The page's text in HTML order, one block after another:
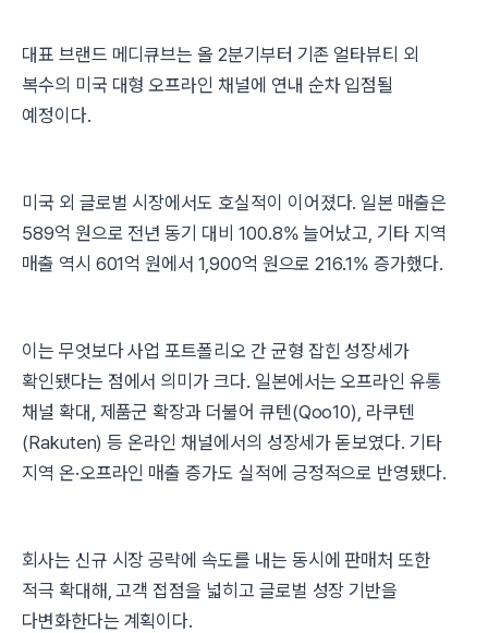
대표 브랜드 메디큐브는 올 2분기부터 기존 얼타뷰티 외
복수의 미국 대형 오프라인 채널에 연내 순차 입점될
예정이다.
미국 외 글로벌 시장에서도 호실적이 이어졌다. 일본 매출은
589억 원으로 전년 동기 대비 100.8% 늘어났고, 기타 지역
매출 역시 601억 원에서 1,900억 원으로 216.1% 증가했다.
이는 무엇보다 사업 포트폴리오 간 균형 잡힌 성장세가
확인됐다는 점에서 의미가 크다. 일본에서는 오프라인 유통
채널 확대, 제품군 확장과 더불어 큐텐(Qoo10), 라쿠텐
(Rakuten) 등 온라인 채널에서의 성장세가 돋보였다. 기타
지역 온·오프라인 매출 증가도 실적에 긍정적으로 반영됐다.
회사는 신규 시장 공략에 속도를 내는 동시에 판매처 또한
적극 확대해, 고객 접점을 넓히고 글로벌 성장 기반을
다변화한다는 계획이다.